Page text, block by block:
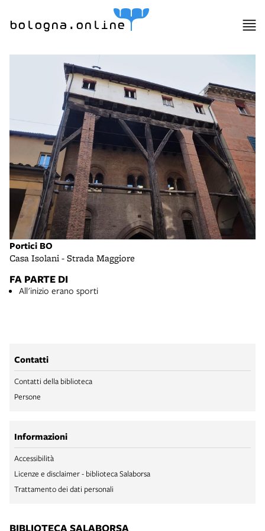
bologna.online
Portici BO
Casa Isolani - Strada Maggiore
FA PARTE DI
All'inizio erano sporti
Contatti
Contatti della biblioteca
Persone
Informazioni
Accessibilità
Licenze e disclaimer - biblioteca Salaborsa
Trattamento dei dati personali
BIBLIOTECA SALABORSA